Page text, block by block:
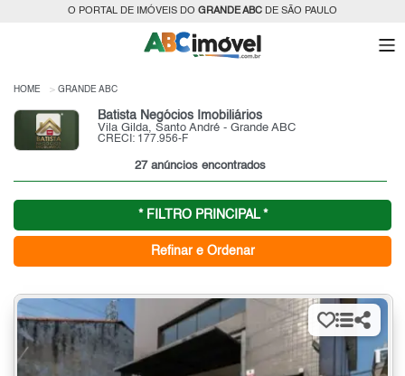
O PORTAL DE IMÓVEIS DO GRANDE ABC DE SÃO PAULO
HOME GRANDE ABC
Batista Negócios Imobiliários
Vila Gilda, Santo André - Grande ABC
CRECI: 177.956-F
27 anúncios encontrados
* FILTRO PRINCIPAL *
Refinar e Ordenar